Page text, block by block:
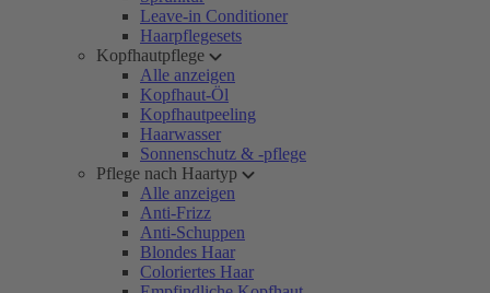
Leave-in Conditioner
Haarpflegesets
Kopfhautpflege
Alle anzeigen
Kopfhaut-Öl
Kopfhautpeeling
Haarwasser
Sonnenschutz & -pflege
Pflege nach Haartyp
Alle anzeigen
Anti-Frizz
Anti-Schuppen
Blondes Haar
Coloriertes Haar